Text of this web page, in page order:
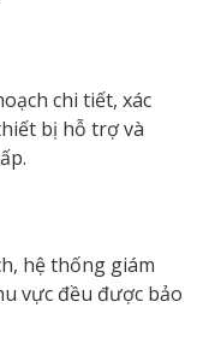
chi tiết, xác
bị hỗ trợ và
hệ thống giám
vực đều được bảo